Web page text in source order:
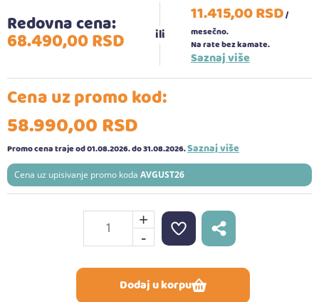
Redovna cena:
68.490,00RSD
11.415,00RSD/
mesečno.
Na rate bez kamate.
Saznaj više
Cena uz promo kod:
58.990,00RSD
Promo cena traje od 01.08.2026.do 31.08.2026.Saznaj više
Cena uz upisivanje promo koda AVGUST26
+
-
Dodaj u korpu